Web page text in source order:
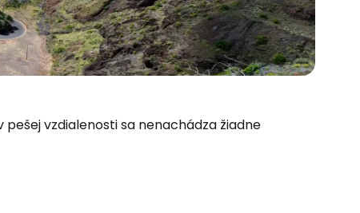
vzdialenosti sa nenachádza žiadne
služby